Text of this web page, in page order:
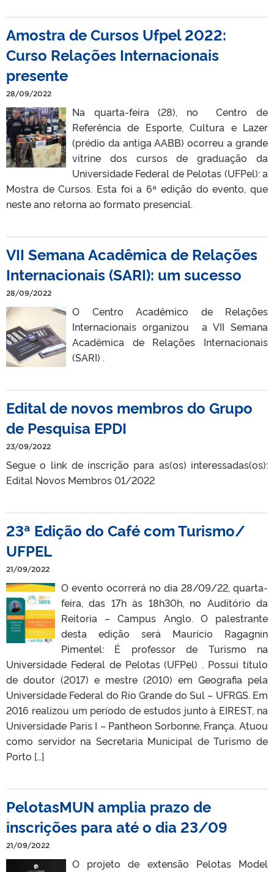
Amostra de Cursos Ufpel 2022:
Curso Relações Internacionais
presente
28/09/2022
Na quarta-feira (28), no Centro de
Referência de Esporte, Cultura e Lazer
(prédio da antiga AABB) ocorreu a grande
vitrine dos cursos de graduação da
Universidade Federal de Pelotas (UFPel): a
Mostra de Cursos. Esta foi a 6ª edição do evento, que
neste ano retorna ao formato presencial.
VII Semana Acadêmica de Relações
Internacionais (SARI): um sucesso
28/09/2022
O Centro Acadêmico de Relações
Internacionais organizou a VII Semana
Acadêmica de Relações Internacionais
(SARI) .
Edital de novos membros do Grupo
de Pesquisa EPDI
23/09/2022
Segue o link de inscrição para as(os) interessadas(os):
Edital Novos Membros 01/2022
23ª Edição do Café com Turismo/
UFPEL
21/09/2022
O evento ocorrerá no dia 28/09/22, quarta-
feira, das 17h às 18h30h, no Auditório da
Reitoria – Campus Anglo. O palestrante
desta edição será Maurício Ragagnin
Pimentel: É professor de Turismo na
Universidade Federal de Pelotas (UFPel) . Possui título
de doutor (2017) e mestre (2010) em Geografia pela
Universidade Federal do Rio Grande do Sul – UFRGS. Em
2016 realizou um período de estudos junto à EIREST, na
Universidade Paris I – Pantheon Sorbonne, França. Atuou
como servidor na Secretaria Municipal de Turismo de
Porto […]
PelotasMUN amplia prazo de
inscrições para até o dia 23/09
21/09/2022
O projeto de extensão Pelotas Model